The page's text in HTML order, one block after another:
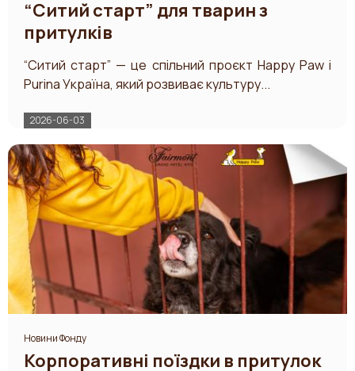
“Ситий старт” для тварин з
притулків
​“Ситий старт” — це спільний проєкт Happy Paw і
Purina Україна, який розвиває культуру...
2026-06-03
Новини Фонду
Корпоративні поїздки в притулок